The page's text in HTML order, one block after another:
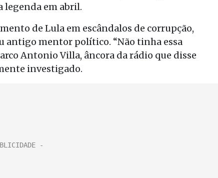
legenda em abril.
de Lula em escândalos de corrupção,
antigo mentor político. “Não tinha essa
Antonio Villa, âncora da rádio que disse
investigado.